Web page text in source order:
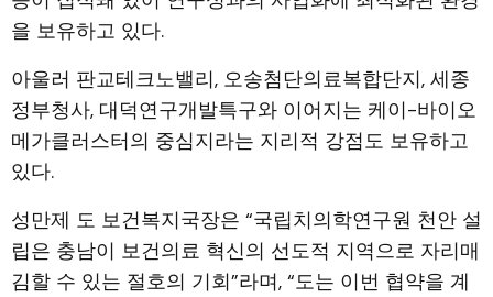
을 보유하고 있다.
아울러 판교테크노밸리, 오송첨단의료복합단지, 세종
정부청사, 대덕연구개발특구와 이어지는 케이-바이오
메가클러스터의 중심지라는 지리적 강점도 보유하고
있다.
성만제 도 보건복지국장은 “국립치의학연구원 천안 설
립은 충남이 보건의료 혁신의 선도적 지역으로 자리매
김할 수 있는 절호의 기회”라며, “도는 이번 협약을 계